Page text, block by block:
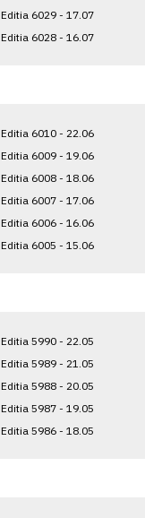
Editia 6029 - 17.07
Editia 6028 - 16.07
Editia 6010 - 22.06
Editia 6009 - 19.06
Editia 6008 - 18.06
Editia 6007 - 17.06
Editia 6006 - 16.06
Editia 6005 - 15.06
Editia 5990 - 22.05
Editia 5989 - 21.05
Editia 5988 - 20.05
Editia 5987 - 19.05
Editia 5986 - 18.05